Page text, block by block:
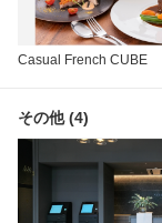
Casual French CUBE
その他 (4)